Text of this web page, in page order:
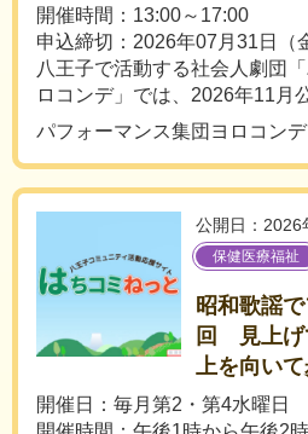
開催時間：13:00～17:00
申込締切：2026年07月31日（
八王子で活動する社会人劇団
ロコンデ」では、2026年11月
パフォーマンス集団ヨロコンデ
公開日：2026
保健医療福祉
昭和歌謡
回 見上げ
上を向いて
開催日：毎月第2・第4水曜日